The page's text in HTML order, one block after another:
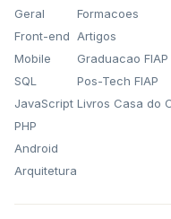
Geral
Front-end
Mobile
SQL
JavaScript
PHP
Android
Arquitetura
Formacoes
Artigos
Graduacao FIAP
Pos-Tech FIAP
Livros Casa do